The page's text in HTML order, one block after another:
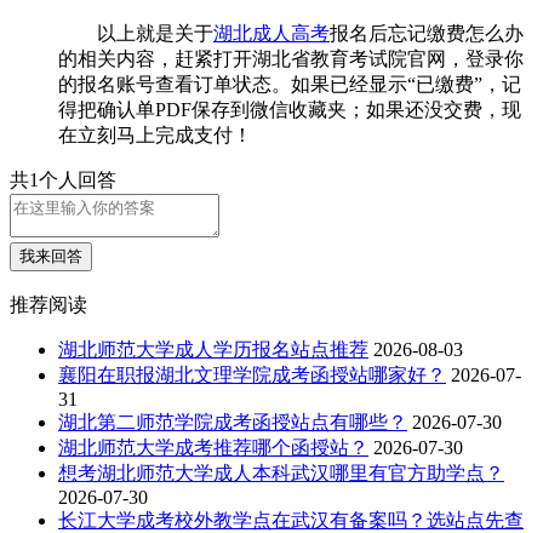
以上就是关于湖北成人高考报名后忘记缴费怎么办
的相关内容，赶紧打开湖北省教育考试院官网，登录你
的报名账号查看订单状态。如果已经显示“已缴费”，记
得把确认单PDF保存到微信收藏夹；如果还没交费，现
在立刻马上完成支付！
共1个人回答
我来回答
推荐阅读
湖北师范大学成人学历报名站点推荐 2026-08-03
襄阳在职报湖北文理学院成考函授站哪家好？ 2026-07-
31
湖北第二师范学院成考函授站点有哪些？ 2026-07-30
湖北师范大学成考推荐哪个函授站？ 2026-07-30
想考湖北师范大学成人本科武汉哪里有官方助学点？
2026-07-30
长江大学成考校外教学点在武汉有备案吗？选站点先查